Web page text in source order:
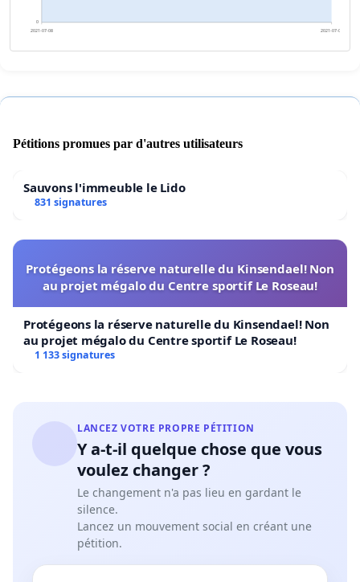
0
2021-07-08 2021-07-09
Pétitions promues par d'autres utilisateurs
Sauvons l'immeuble le Lido
831 signatures
Protégeons la réserve naturelle du Kinsendael! Non
au projet mégalo du Centre sportif Le Roseau!
Protégeons la réserve naturelle du Kinsendael! Non
au projet mégalo du Centre sportif Le Roseau!
1 133 signatures
LANCEZ VOTRE PROPRE PÉTITION
Y a-t-il quelque chose que vous
voulez changer ?
Le changement n'a pas lieu en gardant le
silence.
Lancez un mouvement social en créant une
pétition.